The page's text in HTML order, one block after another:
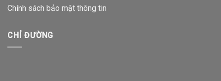
Chính sách bảo mật thông tin
CHỈ ĐƯỜNG